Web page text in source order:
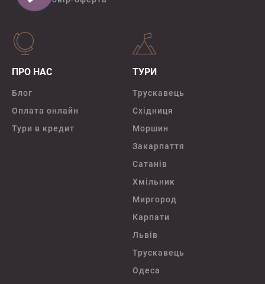
ПРО НАС
Блог
Оплата онлайн
Тури в кредит
ТУРИ
Трускавець
Східниця
Моршин
Закарпаття
Сатанів
Хмільник
Миргород
Карпати
Львів
Трускавець
Одеса